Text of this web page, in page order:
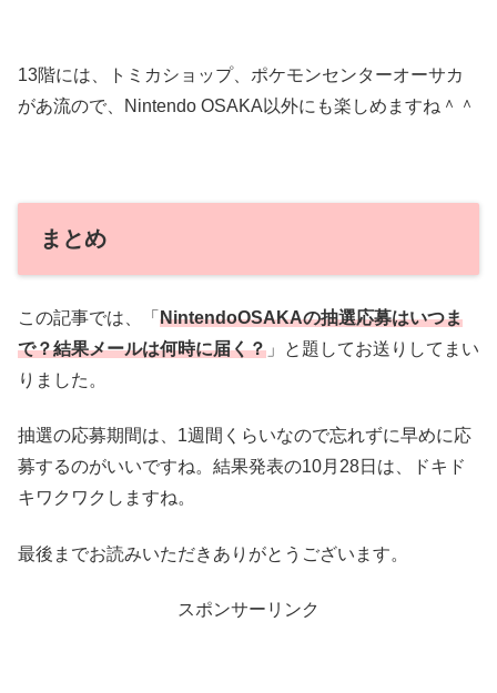
13階には、トミカショップ、ポケモンセンターオーサカ
があ流ので、Nintendo OSAKA以外にも楽しめますね＾＾
まとめ
この記事では、「 NintendoOSAKAの抽選応募はいつま
で？結果メールは何時に届く？ 」と題してお送りしてまい
りました。
抽選の応募期間は、1週間くらいなので忘れずに早めに応
募するのがいいですね。結果発表の10月28日は、ドキド
キワクワクしますね。
最後までお読みいただきありがとうございます。
スポンサーリンク